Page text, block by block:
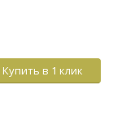
Купить в 1 клик